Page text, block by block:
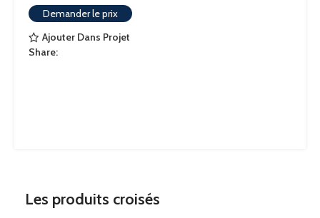
Demander le prix
Ajouter Dans Projet
Share:
Les produits croisés